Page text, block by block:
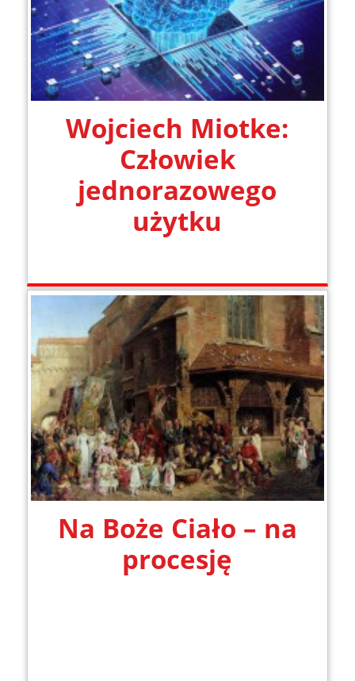
Wojciech Miotke:
Człowiek
jednorazowego
użytku
Na Boże Ciało – na
procesję